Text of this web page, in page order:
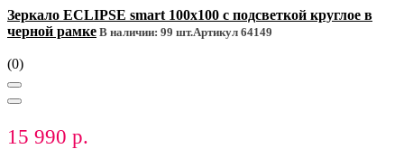
Зеркало ECLIPSE smart 100x100 с подсветкой круглое в
черной рамке В наличии: 99 шт.Артикул 64149
(0)
15 990 р.